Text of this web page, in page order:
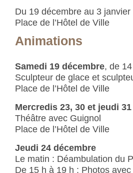
Du 19 décembre au 3 janvier
Place de l’Hôtel de Ville
Animations
Samedi 19 décembre, de
Sculpteur de glace et
Place de l’Hôtel de Ville
Mercredis 23, 30 et jeudi
Théâtre avec Guignol
Place de l’Hôtel de Ville
Jeudi 24 décembre
Le matin : Déambulation du
De 15 h à 19 h : Photos